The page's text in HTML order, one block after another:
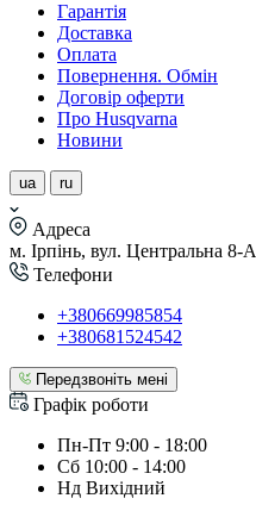
Гарантія
Доставка
Оплата
Повернення. Обмін
Договір оферти
Про Husqvarna
Новини
ua ru
Адреса
м. Ірпінь, вул. Центральна 8-А
Телефони
+380669985854
+380681524542
Передзвоніть мені
Графік роботи
Пн-Пт 9:00 - 18:00
Сб 10:00 - 14:00
Нд Вихідний